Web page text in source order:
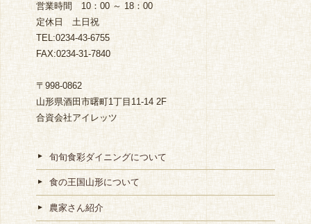
営業時間 10：00 ～ 18：00
定休日 土日祝
TEL:0234-43-6755
FAX:0234-31-7840
〒998-0862
山形県酒田市曙町1丁目11-14 2F
合資会社アイレッツ
旬旬食彩ダイニングについて
食の王国山形について
農家さん紹介